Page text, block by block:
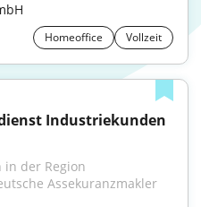
Homeoffice Vollzeit
Industriekunden
in der Region
Assekuranzmakler